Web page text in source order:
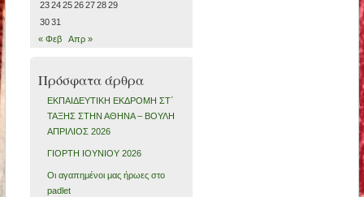
23242526272829
3031
« Φεβ
Απρ »
Πρόσφατα άρθρα
ΕΚΠΑΙΔΕΥΤΙΚΗ ΕΚΔΡΟΜΗ ΣΤ΄
ΤΑΞΗΣ ΣΤΗΝ ΑΘΗΝΑ – ΒΟΥΛΗ
ΑΠΡΙΛΙΟΣ 2026
ΓΙΟΡΤΗ ΙΟΥΝΙΟΥ 2026
Οι αγαπημένοι μας ήρωες στο
padlet